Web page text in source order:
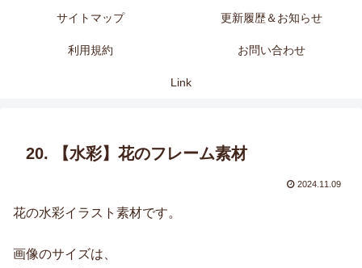
サイトマップ 更新履歴＆お知らせ
利用規約 お問い合わせ
Link
20. 【水彩】花のフレーム素材
2024.11.09
花の水彩イラスト素材です。
画像のサイズは、